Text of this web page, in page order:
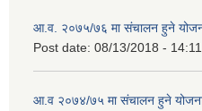
आ.व. २०७५/७६ मा संचालन हुने
Post date: 08/13/2018 - 14:11
आ.व २०७४/७५ मा संचालन हुने